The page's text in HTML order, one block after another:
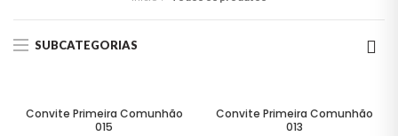
SUBCATEGORIAS
Convite Primeira Comunhão
015
Convite Primeira Comunhão
013